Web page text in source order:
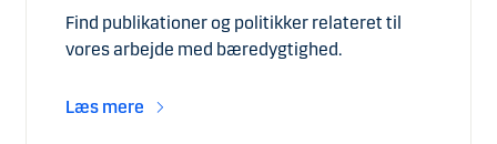
Find publikationer og politikker relateret til
vores arbejde med bæredygtighed.
Læs mere